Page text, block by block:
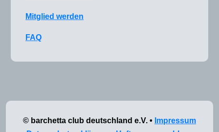
Mitglied werden
FAQ
© barchetta club deutschland e.V. • Impressum